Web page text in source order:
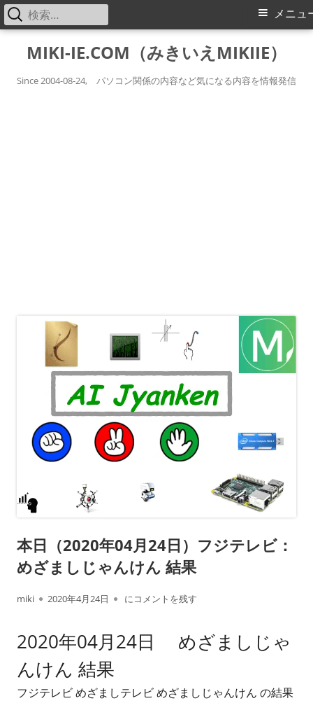
MIKI-IE.COM（みきいえMIKIIE）
Since 2004-08-24, パソコン関係の内容など気になる内容を情報発信
メ
メニュ
検
索:
本日（2020年04月24日）フジテレビ：
めざましじゃんけん 結果
作
者
miki
公
日
2020年4月24日 本日（2020年04月24日）フジテレビ： めざま
にコメントを残す
2020年04月24日 めざましじゃ
んけん 結果
フジテレビ めざましテレビ めざましじゃんけん の結果